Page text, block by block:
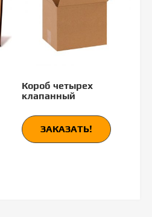
Короб четырех
клапанный
ЗАКАЗАТЬ!